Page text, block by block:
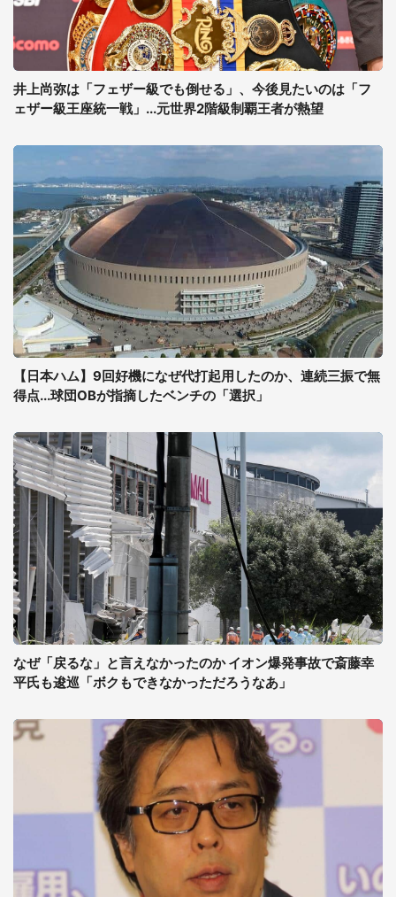
井上尚弥は「フェザー級でも倒せる」、今後見たいのは「フ
ェザー級王座統一戦」...元世界2階級制覇王者が熱望
【日本ハム】9回好機になぜ代打起用したのか、連続三振で無
得点...球団OBが指摘したベンチの「選択」
なぜ「戻るな」と言えなかったのか イオン爆発事故で斎藤幸
平氏も逡巡「ボクもできなかっただろうなあ」